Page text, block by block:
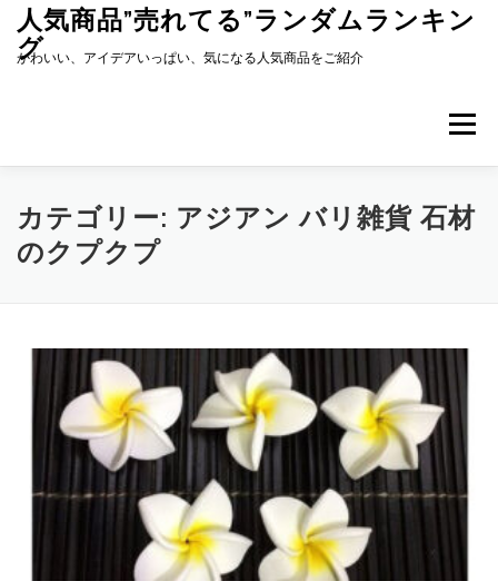
キ
人気商品”売れてる”ランダムランキン
グ
かわいい、アイデアいっぱい、気になる人気商品をご紹介
メニュー
カテゴリー: アジアン バリ雑貨 石材
のクプクプ